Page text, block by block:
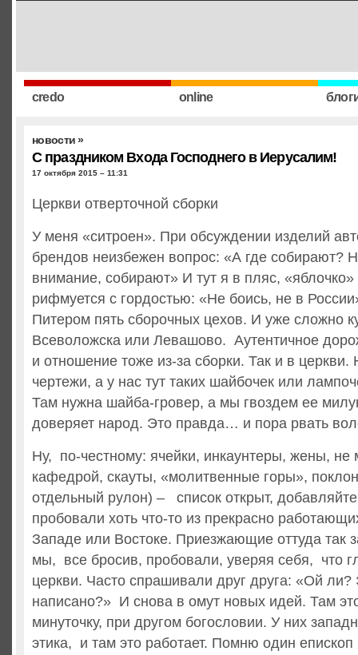
credo online
новости»
С праздником Входа Господнего в Иерусалим!
17 октября 2015 – 11:31
Церкви отверточной сборки
У меня «ситроен». При обсуждении изделий
брендов неизбежен вопрос: «А где собирают?
внимание, собирают» И тут я в пляс,
рифмуется с гордостью: «Не боись, не в
Питером пять сборочных цехов. И уже сложно
Всеволожска или Левашово. Аутентичное
и отношение тоже из-за сборки. Так и в
чертежи, а у нас тут таких шайбочек или
Там нужна шайба-гровер, а мы гвоздем ее
доверяет народ. Это правда… и пора рвать
Ну, по-честному: ячейки, инкаунтеры, жены, не
кафедрой, скауты, «молитвенные горы»,
отдельный рулон) – список открыт,
пробовали хоть что-то из прекрасно
Западе или Востоке. Приезжающие оттуда так
мы, все бросив, пробовали, уверяя себя, что
церкви. Часто спрашивали друг друга: «Ой ли?
написано?» И снова в омут новых идей. Там
минуточку, при другом богословии. У них
этика, и там это работает. Помню один епископ